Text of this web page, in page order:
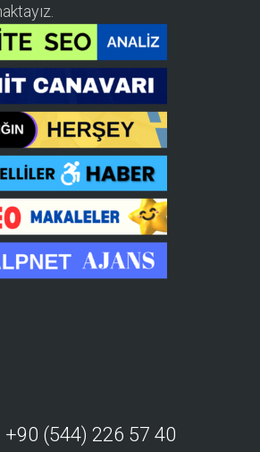
+90 (544) 226 57 40